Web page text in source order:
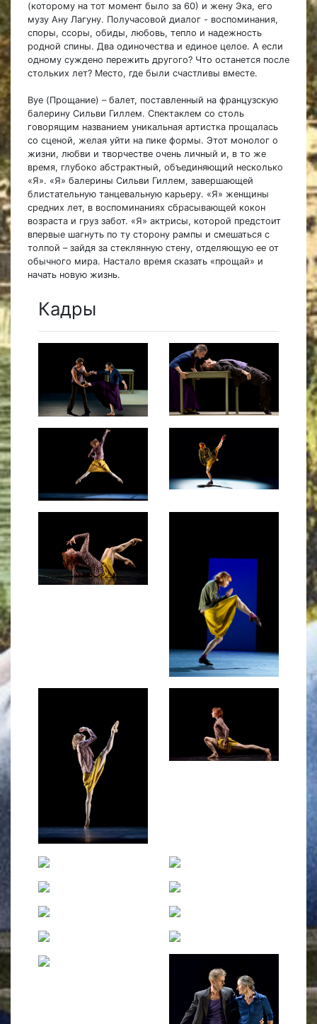
(которому на тот момент было за 60) и жену Эка, его
музу Ану Лагуну. Получасовой диалог - воспоминания,
споры, ссоры, обиды, любовь, тепло и надежность
родной спины. Два одиночества и единое целое. А если
одному суждено пережить другого? Что останется после
стольких лет? Место, где были счастливы вместе.
Bye (Прощание) – балет, поставленный на французскую
балерину Сильви Гиллем. Спектаклем со столь
говорящим названием уникальная артистка прощалась
со сценой, желая уйти на пике формы. Этот монолог о
жизни, любви и творчестве очень личный и, в то же
время, глубоко абстрактный, объединяющий несколько
«Я». «Я» балерины Сильви Гиллем, завершающей
блистательную танцевальную карьеру. «Я» женщины
средних лет, в воспоминаниях сбрасывающей кокон
возраста и груз забот. «Я» актрисы, которой предстоит
впервые шагнуть по ту сторону рампы и смешаться с
толпой – зайдя за стеклянную стену, отделяющую ее от
обычного мира. Настало время сказать «прощай» и
начать новую жизнь.
Кадры